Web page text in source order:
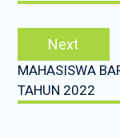
Next
MAHASISWA
TAHUN 2022